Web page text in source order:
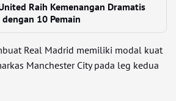
Raih Kemenangan Dramatis
10 Pemain
Real Madrid memiliki modal kuat
Manchester City pada leg kedua